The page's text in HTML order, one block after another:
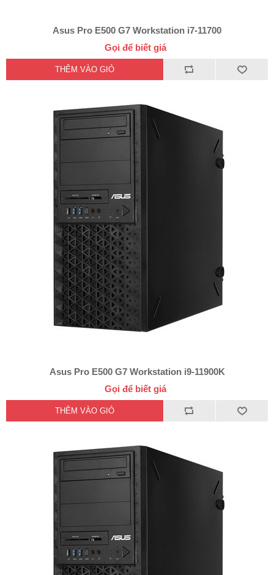
Asus Pro E500 G7 Workstation i7-11700
Gọi để biết giá
Asus Pro E500 G7 Workstation i9-11900K
Gọi để biết giá